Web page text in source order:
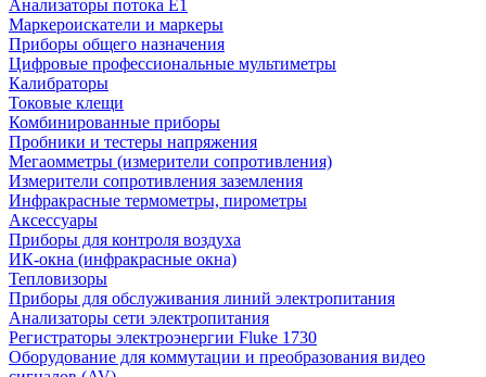
Анализаторы потока Е1
Маркероискатели и маркеры
Приборы общего назначения
Цифровые профессиональные мультиметры
Калибраторы
Токовые клещи
Комбинированные приборы
Пробники и тестеры напряжения
Мегаомметры (измерители сопротивления)
Измерители сопротивления заземления
Инфракрасные термометры, пирометры
Аксессуары
Приборы для контроля воздуха
ИК-окна (инфракрасные окна)
Тепловизоры
Приборы для обслуживания линий электропитания
Анализаторы сети электропитания
Регистраторы электроэнергии Fluke 1730
Оборудование для коммутации и преобразования видео